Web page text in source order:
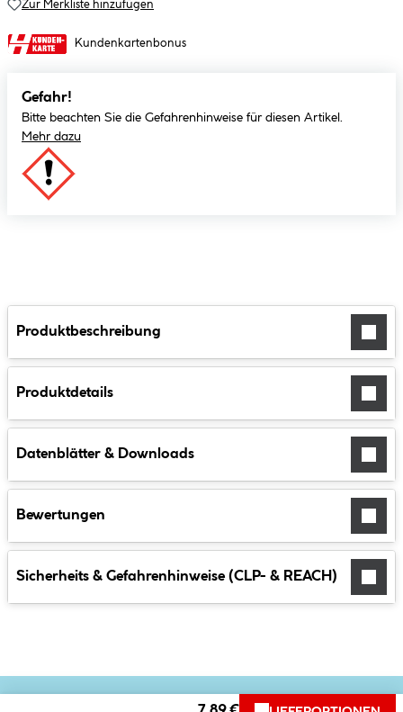
Zur Merkliste hinzufügen
Kundenkartenbonus
Gefahr!
Bitte beachten Sie die Gefahrenhinweise für diesen Artikel.
Mehr dazu
Produktbeschreibung
Produktdetails
Datenblätter & Downloads
Bewertungen
Sicherheits & Gefahrenhinweise (CLP- & REACH)